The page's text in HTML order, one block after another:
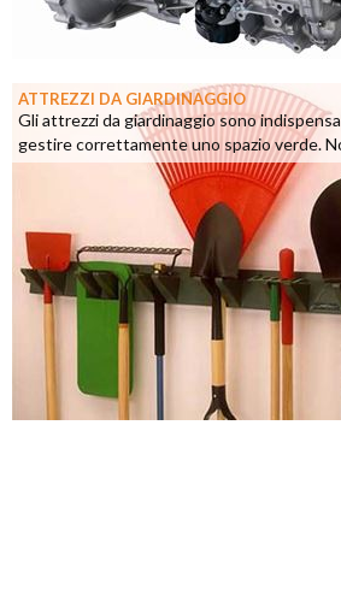
ATTREZZI DA GIARDINAGGIO
Gli attrezzi da giardinaggio sono
gestire correttamente uno spazio verde.